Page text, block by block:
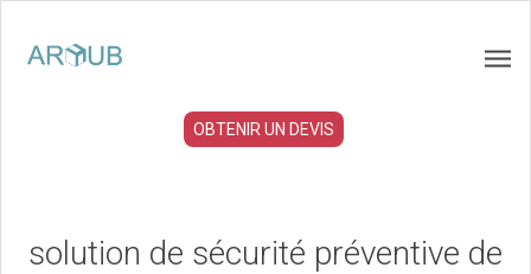
OBTENIR UN DEVIS
solution de sécurité préventive de